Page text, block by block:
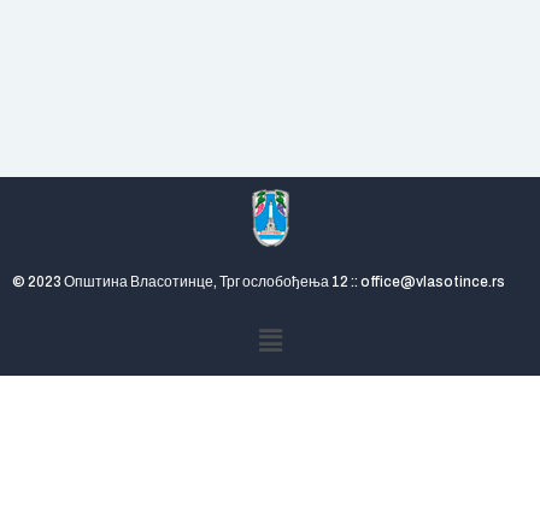
© 2023 Општина Власотинце, Трг ослобођења 12 :: office@vlasotince.rs